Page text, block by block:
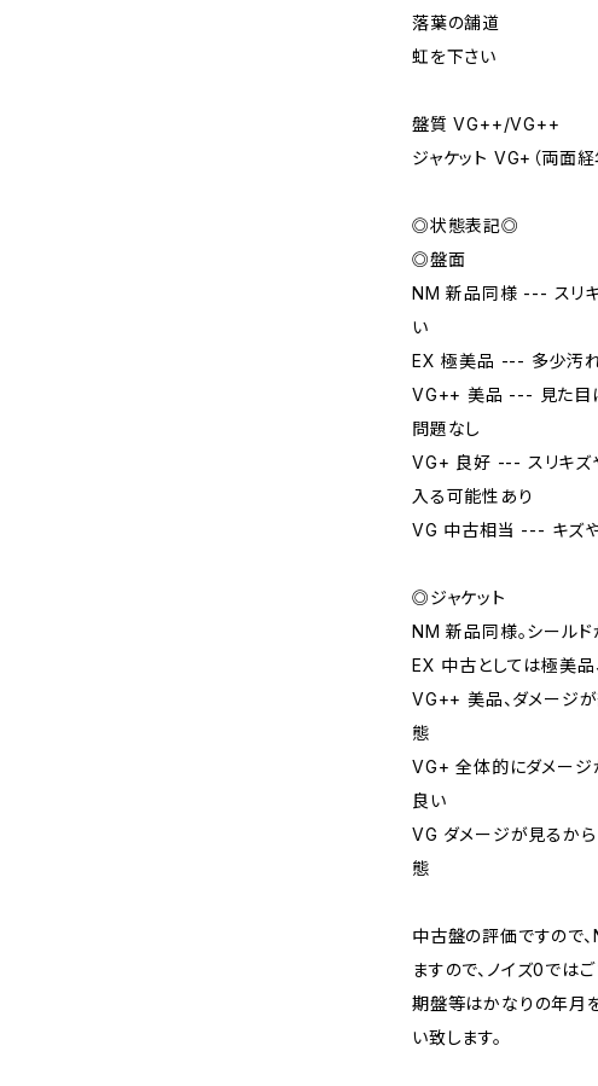
落葉の舗道
虹を下さい
盤質 VG++/VG++
ジャケット VG+（両面
◎状態表記◎
◎盤面
NM 新品同様 --- スリ
い
EX 極美品 --- 多少汚
VG++ 美品 --- 見た目
問題なし
VG+ 良好 --- スリキズ
入る可能性あり
VG 中古相当 --- キズや
◎ジャケット
NM 新品同様。シール
EX 中古としては極美品
VG++ 美品、ダメージ
態
VG+ 全体的にダメージ
良い
VG ダメージが見るか
態
中古盤の評価ですので
ますので、ノイズ0では
期盤等はかなりの年月
い致します。